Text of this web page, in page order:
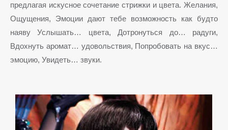
предлагая искусное сочетание стрижки и цвета. Желания,
Ощущения, Эмоции дают тебе возможность как будто
наяву Услышать… цвета, Дотронуться до… радуги,
Вдохнуть аромат… удовольствия, Попробовать на вкус…
эмоцию, Увидеть… звуки.